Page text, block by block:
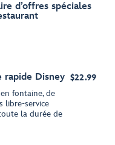
d’offres spéciales
rapide Disney
fontaine, de
libre-service
la durée de
$22.99